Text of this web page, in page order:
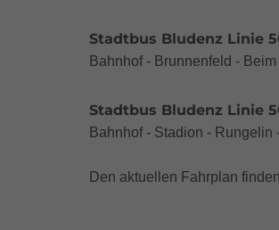
Stadtbus Bludenz Linie
Bahnhof - Brunnenfeld -
Stadtbus Bludenz Linie
Bahnhof - Stadion - Rungelin
Den aktuellen Fahrplan